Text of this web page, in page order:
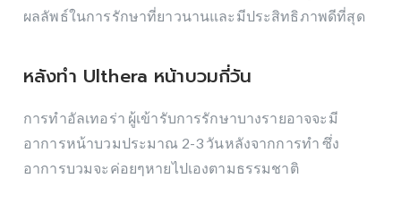
ผลลัพธ์ในการรักษาที่ยาวนานและมีประสิทธิภาพดีที่สุด
หลังทํา Ulthera หน้าบวมกี่วัน
การทําอัลเทอร่า ผู้เข้ารับการรักษาบางรายอาจจะมี
อาการหน้าบวมประมาณ 2-3 วันหลังจากการทำ ซึ่ง
อาการบวมจะค่อยๆหายไปเองตามธรรมชาติ